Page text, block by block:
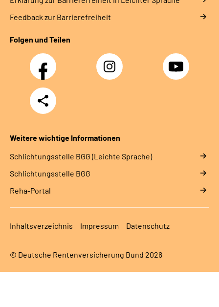
Feedback zur Barrierefreiheit
Folgen und Teilen
Facebook Instagram YouTube
Teilen
Weitere wichtige Informationen
Schlich­tungs­stel­le BGG (Leichte Sprache)
Schlich­tungs­stel­le BGG
Reha-Portal
Inhaltsverzeichnis Impressum Datenschutz
© Deutsche Rentenversicherung Bund 2026